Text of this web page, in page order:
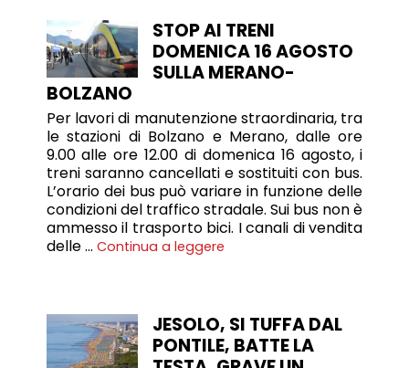
STOP AI TRENI
DOMENICA 16 AGOSTO
SULLA MERANO-
BOLZANO
Per lavori di manutenzione straordinaria, tra
le stazioni di Bolzano e Merano, dalle ore
9.00 alle ore 12.00 di domenica 16 agosto, i
treni saranno cancellati e sostituiti con bus.
L’orario dei bus può variare in funzione delle
condizioni del traffico stradale. Sui bus non è
ammesso il trasporto bici. I canali di vendita
delle … Continua a leggere
JESOLO, SI TUFFA DAL
PONTILE, BATTE LA